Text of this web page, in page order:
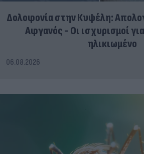
Δολοφονία στην Κυψέλη:
Αφγανός - Οι ισχυρισμοί
ηλικιωμένο
06.08.2026